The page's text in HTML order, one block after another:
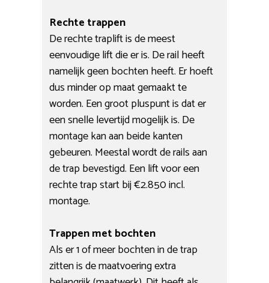
Rechte trappen
De rechte traplift is de meest
eenvoudige lift die er is. De rail heeft
namelijk geen bochten heeft. Er hoeft
dus minder op maat gemaakt te
worden. Een groot pluspunt is dat er
een snelle levertijd mogelijk is. De
montage kan aan beide kanten
gebeuren. Meestal wordt de rails aan
de trap bevestigd. Een lift voor een
rechte trap start bij €2.850 incl.
montage.
Trappen met bochten
Als er 1 of meer bochten in de trap
zitten is de maatvoering extra